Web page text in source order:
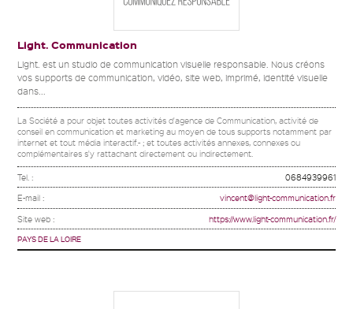
Light. Communication
Light. est un studio de communication visuelle responsable. Nous créons
vos supports de communication, vidéo, site web, imprimé, identité visuelle
dans...
La Société a pour objet toutes activités d'agence de Communication, activité de
conseil en communication et marketing au moyen de tous supports notamment par
internet et tout média interactif.- ; et toutes activités annexes, connexes ou
complémentaires s'y rattachant directement ou indirectement.
Tel. : 0684939961
E-mail : vincent@light-communication.fr
Site web : https://www.light-communication.fr/
PAYS DE LA LOIRE